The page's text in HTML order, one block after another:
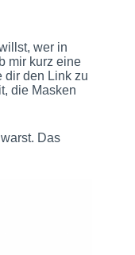
wer in
mir kurz eine
dir den Link zu
die Masken
Das